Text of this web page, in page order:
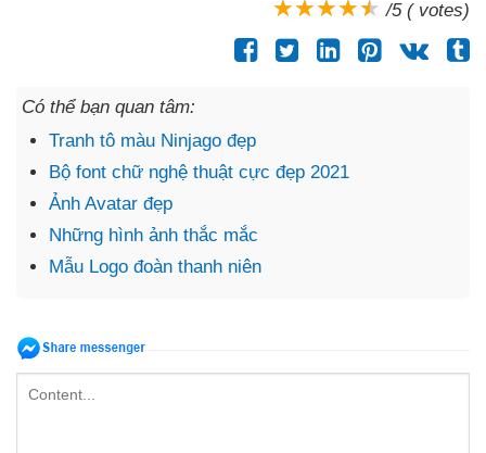
/5 ( votes)
Có thể bạn quan tâm:
Tranh tô màu Ninjago đẹp
Bộ font chữ nghệ thuật cực đẹp 2021
Ảnh Avatar đẹp
Những hình ảnh thắc mắc
Mẫu Logo đoàn thanh niên